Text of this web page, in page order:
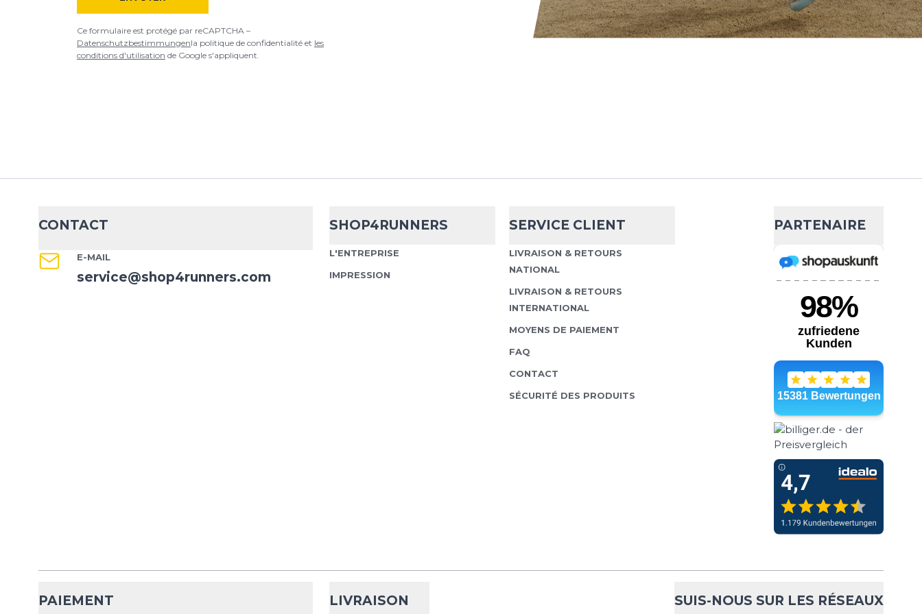
Ce formulaire est protégé par reCAPTCHA –
Datenschutzbestimmungenla politique de confidentialité et les
conditions d'utilisation de Google s'appliquent.
CONTACT
E-MAIL
service@shop4runners.com
SHOP4RUNNERS
L'ENTREPRISE
IMPRESSION
SERVICE CLIENT
LIVRAISON & RETOURS
NATIONAL
LIVRAISON & RETOURS
INTERNATIONAL
MOYENS DE PAIEMENT
FAQ
CONTACT
SÉCURITÉ DES PRODUITS
PARTENAIRE
SUIS-NOUS SUR LES RÉSEAUX
PAIEMENT LIVRAISON